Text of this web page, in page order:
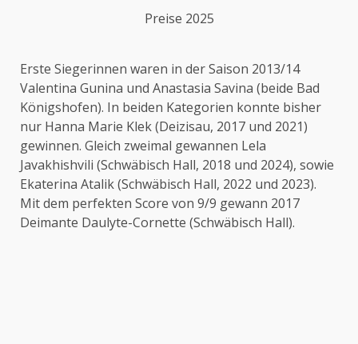
Preise 2025
Erste Siegerinnen waren in der Saison 2013/14
Valentina Gunina und Anastasia Savina (beide Bad
Königshofen). In beiden Kategorien konnte bisher
nur Hanna Marie Klek (Deizisau, 2017 und 2021)
gewinnen. Gleich zweimal gewannen Lela
Javakhishvili (Schwäbisch Hall, 2018 und 2024), sowie
Ekaterina Atalik (Schwäbisch Hall, 2022 und 2023).
Mit dem perfekten Score von 9/9 gewann 2017
Deimante Daulyte-Cornette (Schwäbisch Hall).